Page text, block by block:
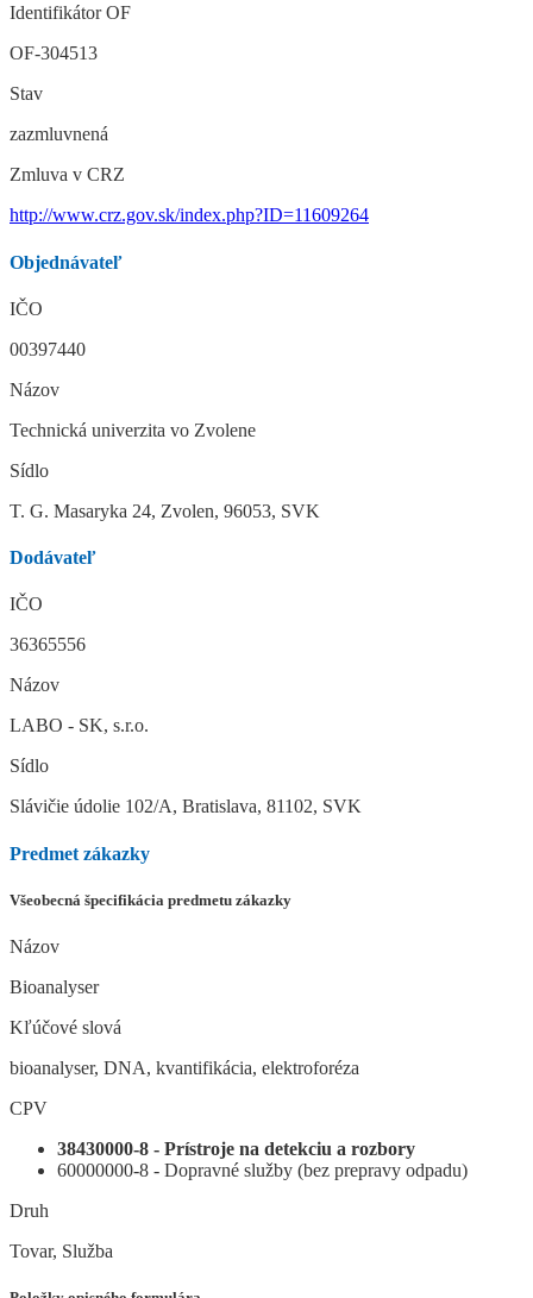
Identifikátor OF
OF-304513
Stav
zazmluvnená
Zmluva v CRZ
http://www.crz.gov.sk/index.php?ID=11609264
Objednávateľ
IČO
00397440
Názov
Technická univerzita vo Zvolene
Sídlo
T. G. Masaryka 24, Zvolen, 96053, SVK
Dodávateľ
IČO
36365556
Názov
LABO - SK, s.r.o.
Sídlo
Slávičie údolie 102/A, Bratislava, 81102, SVK
Predmet zákazky
Všeobecná špecifikácia predmetu zákazky
Názov
Bioanalyser
Kľúčové slová
bioanalyser, DNA, kvantifikácia, elektroforéza
CPV
38430000-8 - Prístroje na detekciu a rozbory
60000000-8 - Dopravné služby (bez prepravy odpadu)
Druh
Tovar, Služba